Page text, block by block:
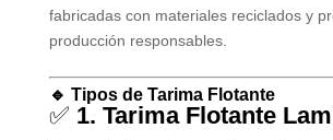
fabricadas con materiales reciclados y
producción responsables.
🔹 Tipos de Tarima Flotante
✅ 1. Tarima Flotante